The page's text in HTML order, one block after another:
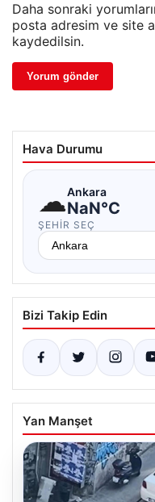
Daha sonraki
posta adresim ve site
kaydedilsin.
Hava Durumu
☁Ankara
NaN°C
ŞEHIR SEÇ
Bizi Takip Edin
Yan Manşet